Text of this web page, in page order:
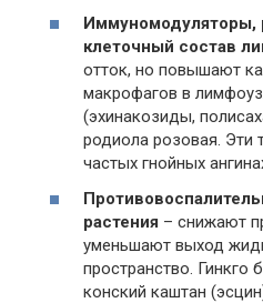
Иммуномодуляторы,
клеточный состав
отток, но повышают
макрофагов в
(эхинакозиды,
родиола розовая. Эти
частых гнойных
растения – снижают
уменьшают выход
пространство.
конский каштан